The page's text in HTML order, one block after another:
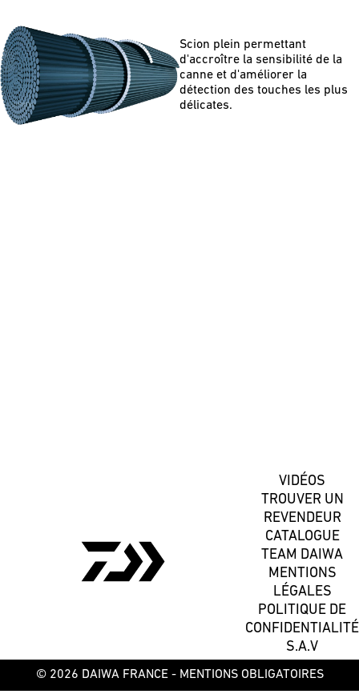
Scion plein permettant
d'accroître la sensibilité de la
canne et d'améliorer la
détection des touches les plus
délicates.
VIDÉOS
TROUVER UN
REVENDEUR
CATALOGUE
TEAM DAIWA
MENTIONS
LÉGALES
POLITIQUE DE
CONFIDENTIALITÉ
S.A.V
© 2026 DAIWA FRANCE - MENTIONS OBLIGATOIRES